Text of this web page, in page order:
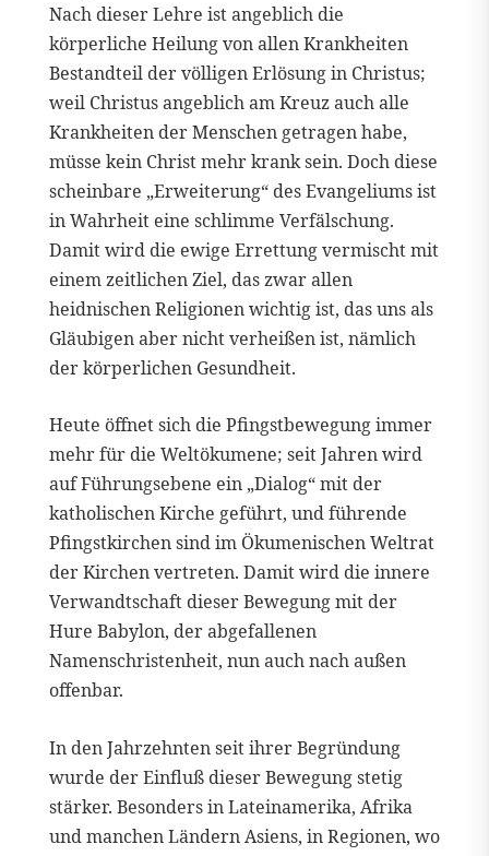
Nach dieser Lehre ist angeblich die
körperliche Heilung von allen Krankheiten
Bestandteil der völligen Erlösung in Christus;
weil Christus angeblich am Kreuz auch alle
Krankheiten der Menschen getragen habe,
müsse kein Christ mehr krank sein. Doch diese
scheinbare „Erweiterung“ des Evangeliums ist
in Wahrheit eine schlimme Verfälschung.
Damit wird die ewige Errettung vermischt mit
einem zeitlichen Ziel, das zwar allen
heidnischen Religionen wichtig ist, das uns als
Gläubigen aber nicht verheißen ist, nämlich
der körperlichen Gesundheit.
Heute öffnet sich die Pfingstbewegung immer
mehr für die Weltökumene; seit Jahren wird
auf Führungsebene ein „Dialog“ mit der
katholischen Kirche geführt, und führende
Pfingstkirchen sind im Ökumenischen Weltrat
der Kirchen vertreten. Damit wird die innere
Verwandtschaft dieser Bewegung mit der
Hure Babylon, der abgefallenen
Namenschristenheit, nun auch nach außen
offenbar.
In den Jahrzehnten seit ihrer Begründung
wurde der Einfluß dieser Bewegung stetig
stärker. Besonders in Lateinamerika, Afrika
und manchen Ländern Asiens, in Regionen, wo